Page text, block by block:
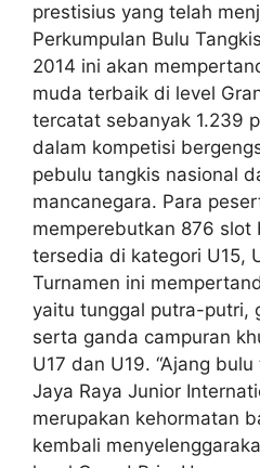
prestisius yang telah
Perkumpulan Bulu
2014 ini akan
muda terbaik di level
tercatat sebanyak 1.239
dalam kompetisi
pebulu tangkis nasional
mancanegara. Para
memperebutkan 876 slot
tersedia di kategori U15,
Turnamen ini
yaitu tunggal putra-putri,
serta ganda campuran
U17 dan U19. “Ajang
Jaya Raya Junior
merupakan kehormatan
kembali